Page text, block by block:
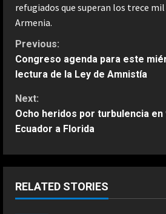
refugiados que superan los trece
Armenia.
C
o
n
t
i
u
Previous:
Congreso agenda para este
lectura de la Ley de Amnistía
Next:
Ocho heridos por turbulencia
Ecuador a Florida
RELATED STORIES